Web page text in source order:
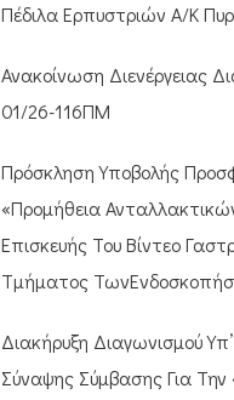
Πέδιλα Ερπυστριών Α/Κ
Ανακοίνωση Διενέργειας
01/26-116ΠΜ
Πρόσκληση Υποβολής
«Προμήθεια
Επισκευής Του Βίντεο
Τμήματος
Διακήρυξη Διαγωνισμού
Σύναψης Σύμβασης Για Την